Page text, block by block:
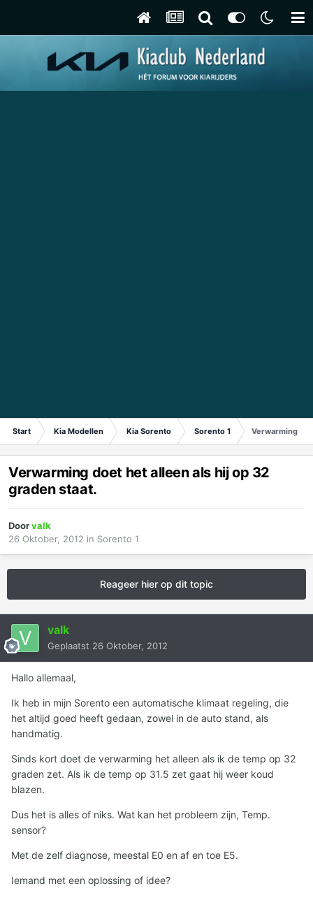
Start Kia Modellen Kia Sorento Sorento 1 Verwarming
Verwarming doet het alleen als hij op 32
graden staat.
Doorvalk
26 Oktober, 2012 in Sorento 1
Reageer hier op dit topic
valk
Geplaatst 26 Oktober, 2012
Hallo allemaal,
Ik heb in mijn Sorento een automatische klimaat regeling, die
het altijd goed heeft gedaan, zowel in de auto stand, als
handmatig.
Sinds kort doet de verwarming het alleen als ik de temp op 32
graden zet. Als ik de temp op 31.5 zet gaat hij weer koud
blazen.
Dus het is alles of niks. Wat kan het probleem zijn, Temp.
sensor?
Met de zelf diagnose, meestal E0 en af en toe E5.
Iemand met een oplossing of idee?